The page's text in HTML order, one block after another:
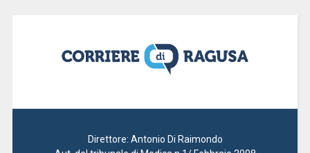
Direttore: Antonio Di Raimondo